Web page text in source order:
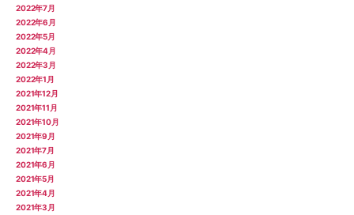
2022年7月
2022年6月
2022年5月
2022年4月
2022年3月
2022年1月
2021年12月
2021年11月
2021年10月
2021年9月
2021年7月
2021年6月
2021年5月
2021年4月
2021年3月